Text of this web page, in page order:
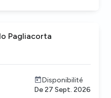
Pagliacorta
Disponibilité
De27 Sept. 2026